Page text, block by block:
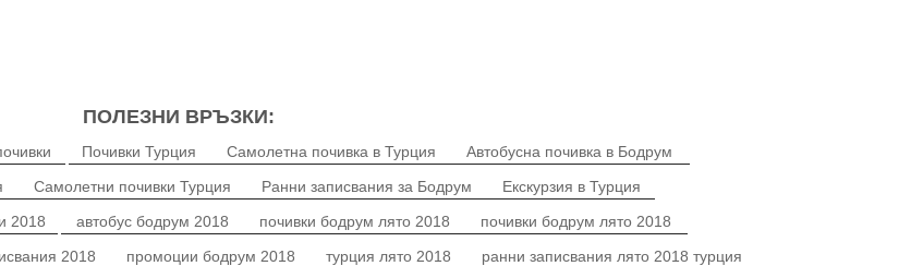
ПОЛЕЗНИ ВРЪЗКИ:
Почивки Турция Самолетна почивка в Турция
Автобусна почивка в Бодрум
Самолетни почивки Турция Ранни записвания за Бодрум
Екскурзия в Турция
2018 автобус бодрум 2018 почивки бодрум лятo 2018
почивки бодрум лято 2018
2018 промоции бодрум 2018 турция лято 2018
ранни записвания лято 2018 турция